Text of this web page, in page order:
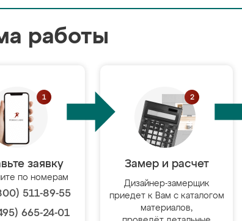
работы
заявку
по номерам
511-89-55
665-24-01
Замер и расчет
Дизайнер-замерщик
приедет к Вам с каталогом
материалов,